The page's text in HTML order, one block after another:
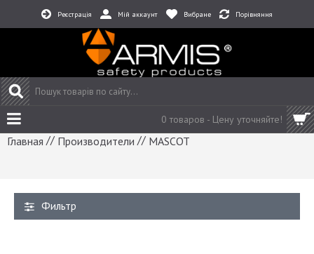
Реєстрація Мій аккаунт Вибране Порівняння
0 товаров - Цену уточняйте!
Главная // Производители // MASCOT
Фильтр